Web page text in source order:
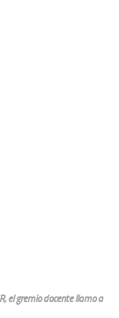
el gremio docente llamo a